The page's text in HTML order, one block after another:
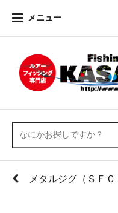
メニュー
メタルジグ（ＳＦＣ